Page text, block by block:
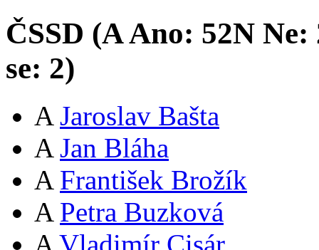
ČSSD (AAno: 52N Ne:
se: 2)
A Jaroslav Bašta
A Jan Bláha
A František Brožík
A Petra Buzková